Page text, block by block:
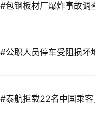
#包钢板材厂爆炸事故调
#公职人员停车受阻损坏
#泰航拒载22名中国乘